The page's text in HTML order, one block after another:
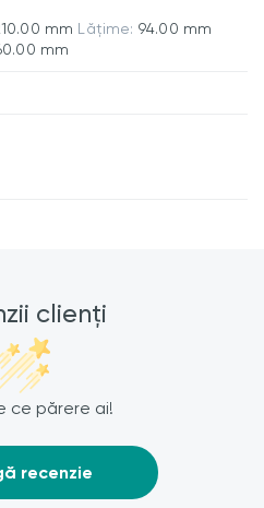
mm Lățime: 94.00 mm
mm
clienți
ce părere ai!
recenzie